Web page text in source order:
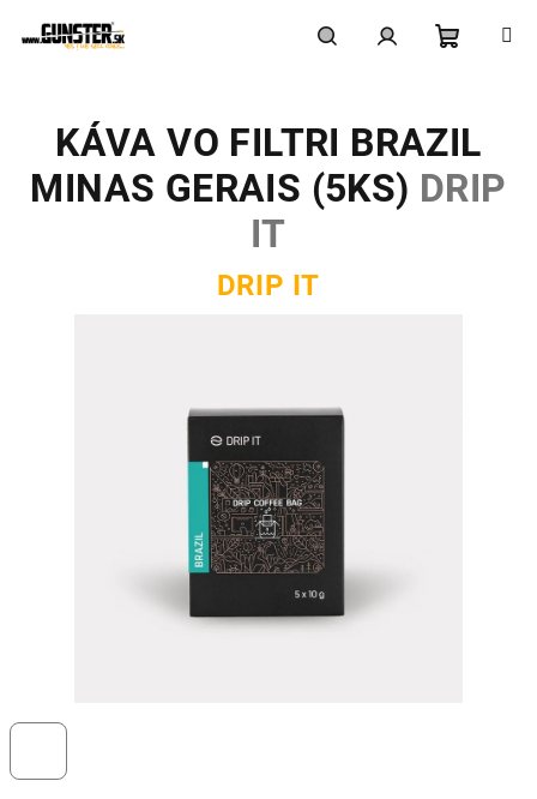
košík
KÁVA VO FILTRI BRAZIL
MINAS GERAIS (5KS) DRIP
IT
DRIP IT